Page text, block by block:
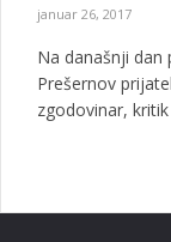
januar 26, 2017
Na današnji dan
Prešernov
zgodovinar, kritik